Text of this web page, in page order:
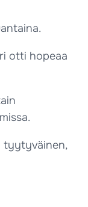
otti hopeaa
tyytyväinen,